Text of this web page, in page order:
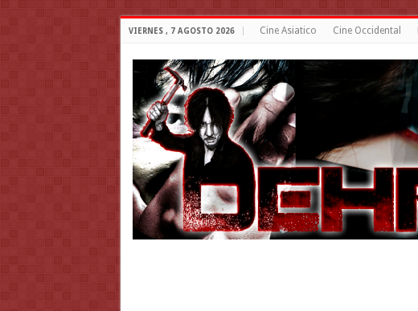
VIERNES , 7 AGOSTO 2026 Cine Asiatico Cine Occidental